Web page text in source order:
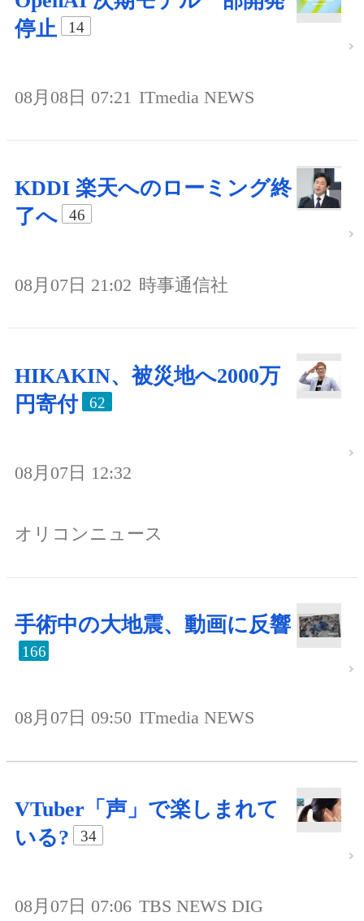
停止
14
08月08日 07:21 ITmedia NEWS
KDDI 楽天へのローミング終
了へ
46
08月07日 21:02 時事通信社
HIKAKIN、被災地へ2000万
円寄付
62
08月07日 12:32
オリコンニュース
手術中の大地震、動画に反響
166
08月07日 09:50 ITmedia NEWS
VTuber「声」で楽しまれて
いる?
34
08月07日 07:06 TBS NEWS DIG